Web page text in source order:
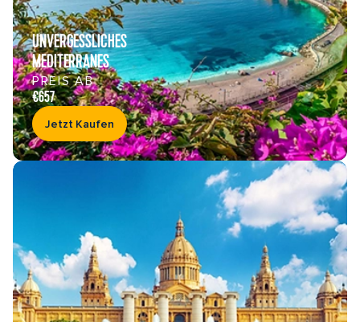
UNVERGESSLICHES
MEDITERRANES
PREIS AB
€657
Jetzt Kaufen